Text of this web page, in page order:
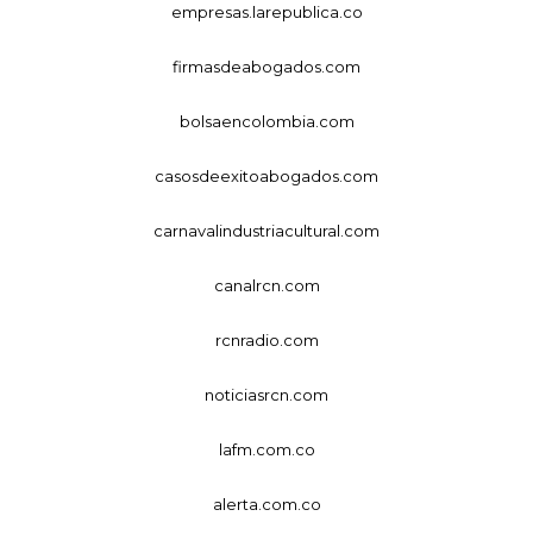
empresas.larepublica.co
firmasdeabogados.com
bolsaencolombia.com
casosdeexitoabogados.com
carnavalindustriacultural.com
canalrcn.com
rcnradio.com
noticiasrcn.com
lafm.com.co
alerta.com.co